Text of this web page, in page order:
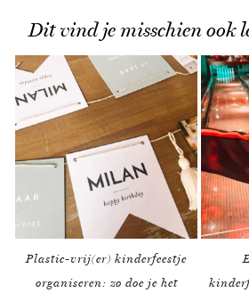
Dit vind je misschien ook
Plastic-vrij(er) kinderfeestje
organiseren: zo doe je het